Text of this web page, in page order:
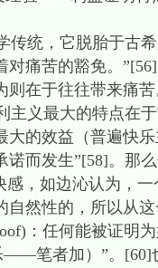
统，它脱胎于古
痛苦的豁免。
则在于往往带来痛
主义最大的特点在
大的效益（普遍快
而发生”[58]。那
感，如边沁认为，
自然性的，所以从
：任何能被证明
——笔者加）”。